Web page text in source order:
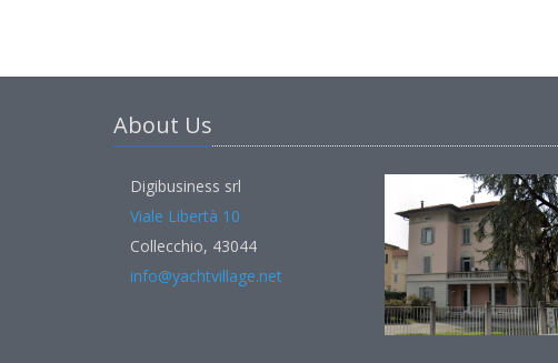
About Us
Digibusiness srl
Viale Libertà 10
Collecchio, 43044
info@yachtvillage.net